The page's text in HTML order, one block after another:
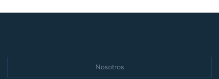
Nosotros